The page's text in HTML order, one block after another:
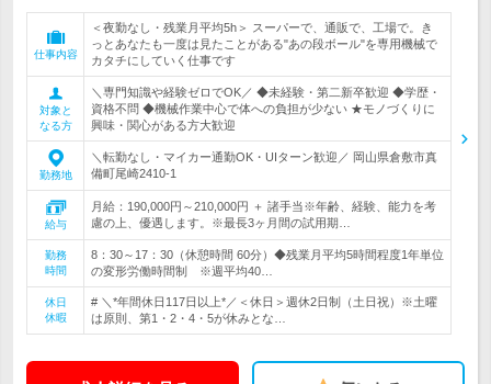
仕事内容
＜夜勤なし・残業月平均5h＞ スーパーで、通販で、工場で。き
っとあなたも一度は見たことがある"あの段ボール"を専用機械で
カタチにしていく仕事です
対象と
なる方
＼専門知識や経験ゼロでOK／ ◆未経験・第二新卒歓迎 ◆学歴・
資格不問 ◆機械作業中心で体への負担が少ない ★モノづくりに
興味・関心がある方大歓迎
勤務地
＼転勤なし・マイカー通勤OK・UIターン歓迎／ 岡山県倉敷市真
備町尾崎2410-1
給与
月給：190,000円～210,000円 ＋ 諸手当※年齢、経験、能力を考
慮の上、優遇します。※最長3ヶ月間の試用期…
勤務
時間
8：30～17：30（休憩時間 60分）◆残業月平均5時間程度1年単位
の変形労働時間制 ※週平均40…
休日
休暇
# ＼*年間休日117日以上*／＜休日＞週休2日制（土日祝）※土曜
は原則、第1・2・4・5が休みとな…